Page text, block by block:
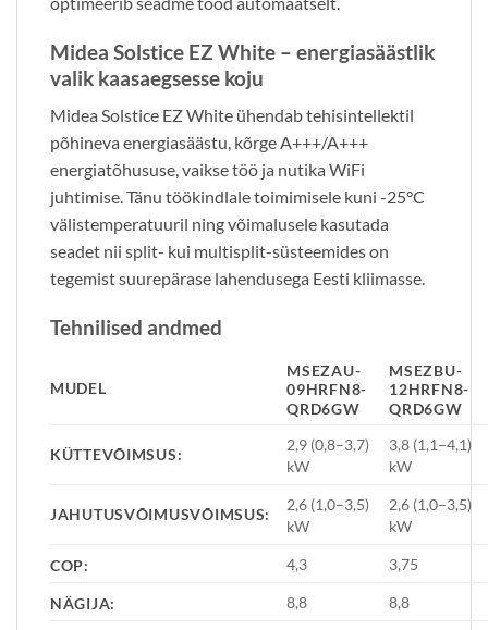
Midea Solstice EZ White – energiasäästlik
valik kaasaegsesse koju
Midea Solstice EZ White ühendab tehisintellektil
põhineva energiasäästu, kõrge A+++/A+++
energiatõhususe, vaikse töö ja nutika WiFi
juhtimise. Tänu töökindlale toimimisele kuni -25°C
välistemperatuuril ning võimalusele kasutada
seadet nii split- kui multisplit-süsteemides on
tegemist suurepärase lahendusega Eesti kliimasse.
Tehnilised andmed
MUDEL
MSEZAU-
09HRFN8-
QRD6GW
MSEZBU-
12HRFN8-
QRD6GW
KÜTTEVÕIMSUS:
2,9 (0,8–3,7)
kW
3,8 (1,1–4,1)
kW
JAHUTUSVÕIMUSVÕIMSUS:
2,6 (1,0–3,5)
kW
2,6 (1,0–3,5)
kW
COP: 4,3 3,75
NÄGIJA: 8,8
8,8